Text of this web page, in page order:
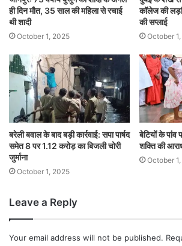
ही दिन मौत, 35 साल की महिला से रचाई
थी शादी
October 1, 2025
कॉलेज की
की सप्लाई
October
बरेली बवाल के बाद बड़ी कार्रवाई: सपा पार्षद
समेत 8 पर 1.12 करोड़ का बिजली चोरी
जुर्माना
October 1, 2025
बेटियों के पांव
शक्ति की
October
Leave a Reply
Your email address will not be published.